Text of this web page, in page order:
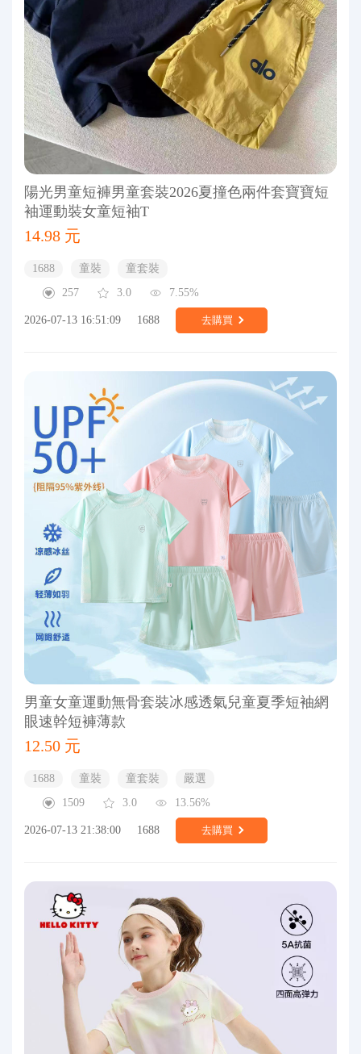
陽光男童短褲男童套裝2026夏撞色兩件套寶寶短
袖運動裝女童短袖T
14.98 元
1688 童裝
童套裝
257
3.0 7.55%
2026-07-13 16:51:09 1688 去購買
男童女童運動無骨套裝冰感透氣兒童夏季短袖網
眼速幹短褲薄款
12.50 元
1688 童裝 童套裝
嚴選
1509
3.0 13.56%
2026-07-13 21:38:00 1688 去購買